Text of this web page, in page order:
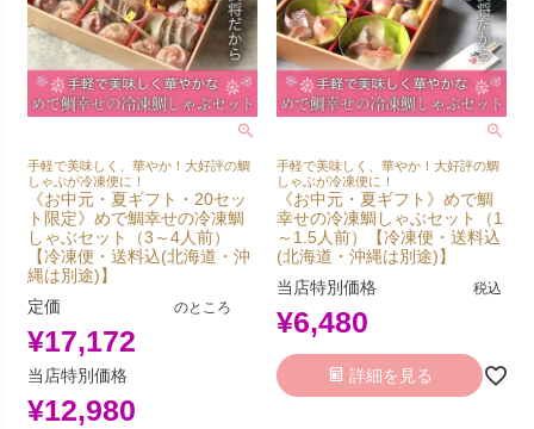
手軽で美味しく、華やか！大好評の鯛
しゃぶが冷凍便に！
《お中元・夏ギフト・20セッ
ト限定》めで鯛幸せの冷凍鯛
しゃぶセット（3～4人前）
【冷凍便・送料込(北海道・沖
縄は別途)】
定価
¥17,172
のところ
当店特別価格
¥12,980
手軽で美味しく、華やか！大好評の鯛
しゃぶが冷凍便に！
《お中元・夏ギフト》めで鯛
幸せの冷凍鯛しゃぶセット（1
～1.5人前）【冷凍便・送料込
(北海道・沖縄は別途)】
当店特別価格
¥6,480
税込
詳細を見る